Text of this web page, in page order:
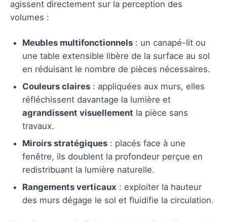
agissent directement sur la perception des
volumes :
Meubles multifonctionnels : un canapé-lit ou
une table extensible libère de la surface au sol
en réduisant le nombre de pièces nécessaires.
Couleurs claires : appliquées aux murs, elles
réfléchissent davantage la lumière et
agrandissent visuellement la pièce sans
travaux.
Miroirs stratégiques : placés face à une
fenêtre, ils doublent la profondeur perçue en
redistribuant la lumière naturelle.
Rangements verticaux : exploiter la hauteur
des murs dégage le sol et fluidifie la circulation.